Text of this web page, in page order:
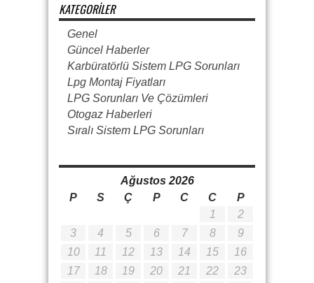
KATEGORILER
Genel
Güncel Haberler
Karbüratörlü Sistem LPG Sorunları
Lpg Montaj Fiyatları
LPG Sorunları Ve Çözümleri
Otogaz Haberleri
Sıralı Sistem LPG Sorunları
Ağustos 2026
P
S Ç P C C P
1
2
3
4 5 6 7 8
9
10
11 12 13 14 15
16
17
18 19 20 21 22
23